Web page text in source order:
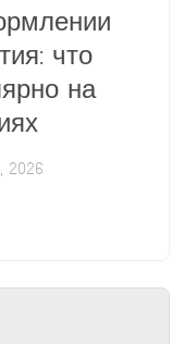
что
на
2026